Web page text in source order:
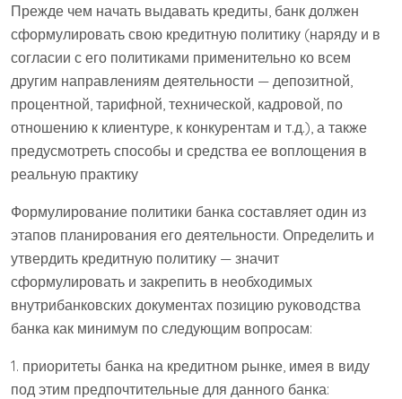
Прежде чем начать выдавать кредиты, банк должен
сформулировать свою кредитную политику (наряду и в
согласии с его политиками применительно ко всем
другим направлениям деятельности — депозитной,
процентной, тарифной, технической, кадровой, по
отношению к клиентуре, к конкурентам и т.д.), а также
предусмотреть способы и средства ее воплощения в
реальную практику
Формулирование политики банка составляет один из
этапов планирования его деятельности. Определить и
утвердить кредитную политику — значит
сформулировать и закрепить в необходимых
внутрибанковских документах позицию руководства
банка как минимум по следующим вопросам:
1. приоритеты банка на кредитном рынке, имея в виду
под этим предпочтительные для данного банка: